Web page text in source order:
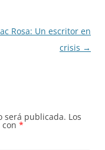
Rosa: Un escritor en
crisis →
será publicada. Los
*